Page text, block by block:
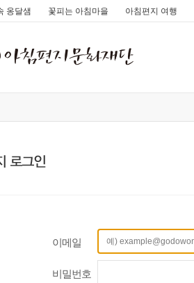
옹달샘 꽃피는 아침마을 아침편지 여행
이메일
비밀번호